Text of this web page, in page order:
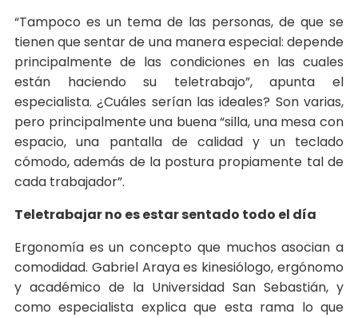
“Tampoco es un tema de las personas, de que se
tienen que sentar de una manera especial: depende
principalmente de las condiciones en las cuales
están haciendo su teletrabajo”, apunta el
especialista. ¿Cuáles serían las ideales? Son varias,
pero principalmente una buena “silla, una mesa con
espacio, una pantalla de calidad y un teclado
cómodo, además de la postura propiamente tal de
cada trabajador”.
Teletrabajar no es estar sentado todo el día
Ergonomía es un concepto que muchos asocian a
comodidad. Gabriel Araya es kinesiólogo, ergónomo
y académico de la Universidad San Sebastián, y
como especialista explica que esta rama lo que